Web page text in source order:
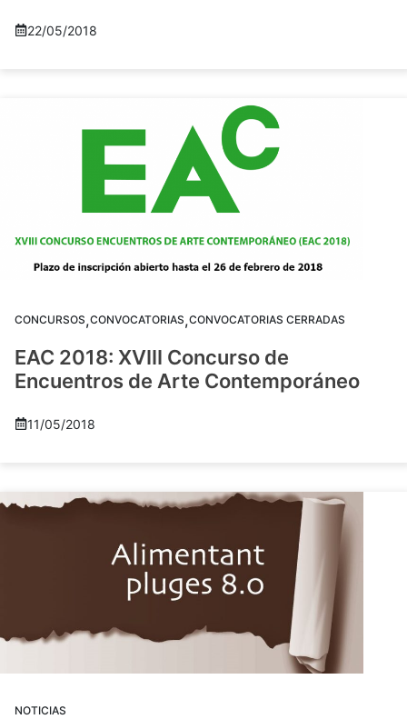
22/05/2018
CONCURSOS,CONVOCATORIAS,CONVOCATORIAS CERRADAS
EAC 2018: XVIII Concurso de
Encuentros de Arte Contemporáneo
11/05/2018
NOTICIAS